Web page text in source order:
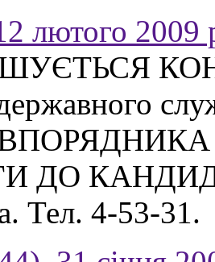
лютого 2009
ДО
Тел. 4-53-31.